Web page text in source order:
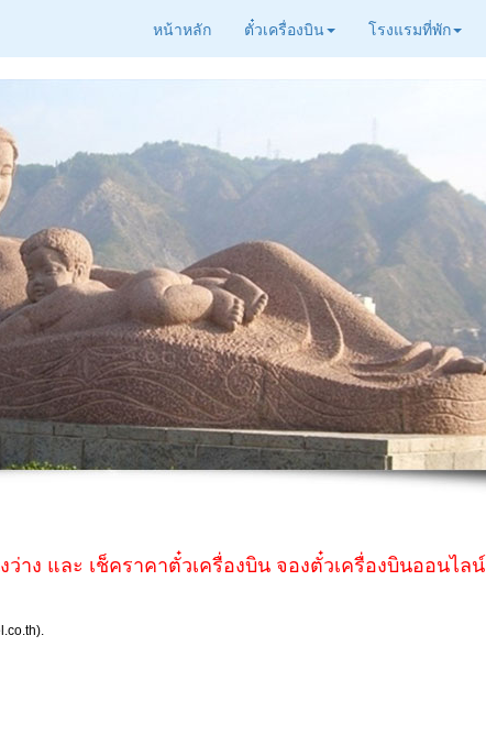
หน้าหลัก ตั๋วเครื่องบิน โรงแรมที่พัก
าง และ เช็คราคาตั๋วเครื่องบิน จองตั๋วเครื่องบินออนไลน์